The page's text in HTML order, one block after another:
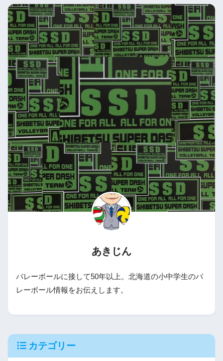
あきじん
バレーボールに接して50年以上。北海道の小中学生のバ
レーボール情報をお伝えします。
カテゴリー